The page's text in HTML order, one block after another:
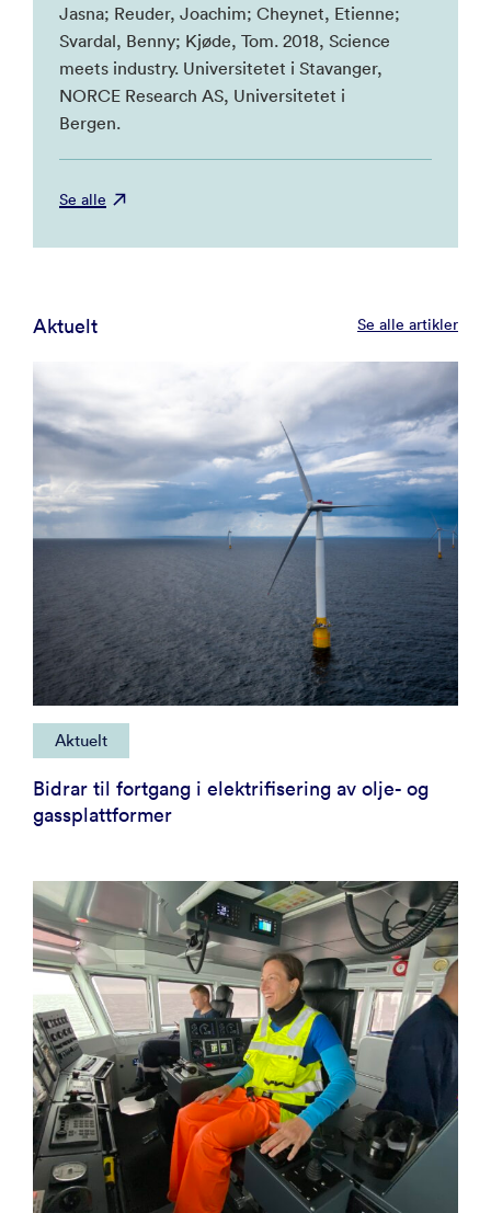
Jasna; Reuder, Joachim; Cheynet, Etienne;
Svardal, Benny; Kjøde, Tom. 2018, Science
meets industry. Universitetet i Stavanger,
NORCE Research AS, Universitetet i
Bergen.
Se alle
Aktuelt Se alle artikler
Aktuelt
Bidrar til fortgang i elektrifisering av olje- og
gassplattformer